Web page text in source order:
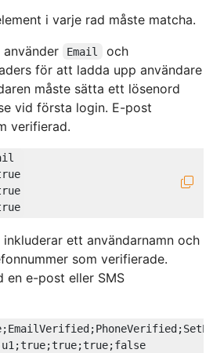
i varje rad måste matcha.
använder
Email och
för att ladda upp användare
måste sätta ett lösenord
vid första login. E-post
verifierad.
u3@somedomain.test;true
inkluderar ett användarnamn och
som verifierade.
en e-post eller SMS